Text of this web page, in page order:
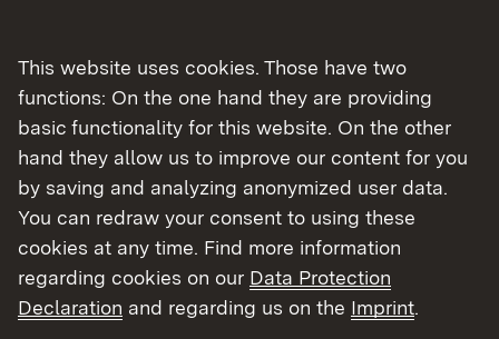
Güncel bir kimlik belgesi sunamiyorum, ne
yapabilirim?
İyi hal belgesi sunarken nelere dikkat
etmem gerekir?
Kendi ülkemden iyi hal belgesi
sağlayamıyorum. Ne yapabilirim?
Alman iyi hal belgemi nereden alabilirim?
This website uses cookies. Those have two
functions: On the one hand they are providing
basic functionality for this website. On the other
hand they allow us to improve our content for you
by saving and analyzing anonymized user data.
You can redraw your consent to using these
cookies at any time. Find more information
regarding cookies on our Data Protection
Declaration and regarding us on the Imprint.